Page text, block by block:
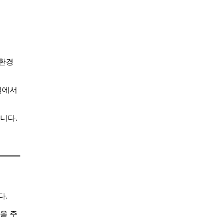
경
서
다.
.
주